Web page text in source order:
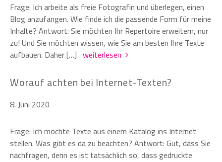
Frage: Ich arbeite als freie Fotografin und überlegen, einen
Blog anzufangen. Wie finde ich die passende Form für meine
Inhalte? Antwort: Sie möchten Ihr Repertoire erweitern, nur
zu! Und Sie möchten wissen, wie Sie am besten Ihre Texte
aufbauen. Daher […] weiterlesen
Worauf achten bei Internet-Texten?
8. Juni 2020
Frage: Ich möchte Texte aus einem Katalog ins Internet
stellen. Was gibt es da zu beachten? Antwort: Gut, dass Sie
nachfragen, denn es ist tatsächlich so, dass gedruckte